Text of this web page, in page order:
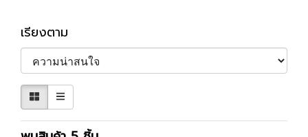
เรียงตาม